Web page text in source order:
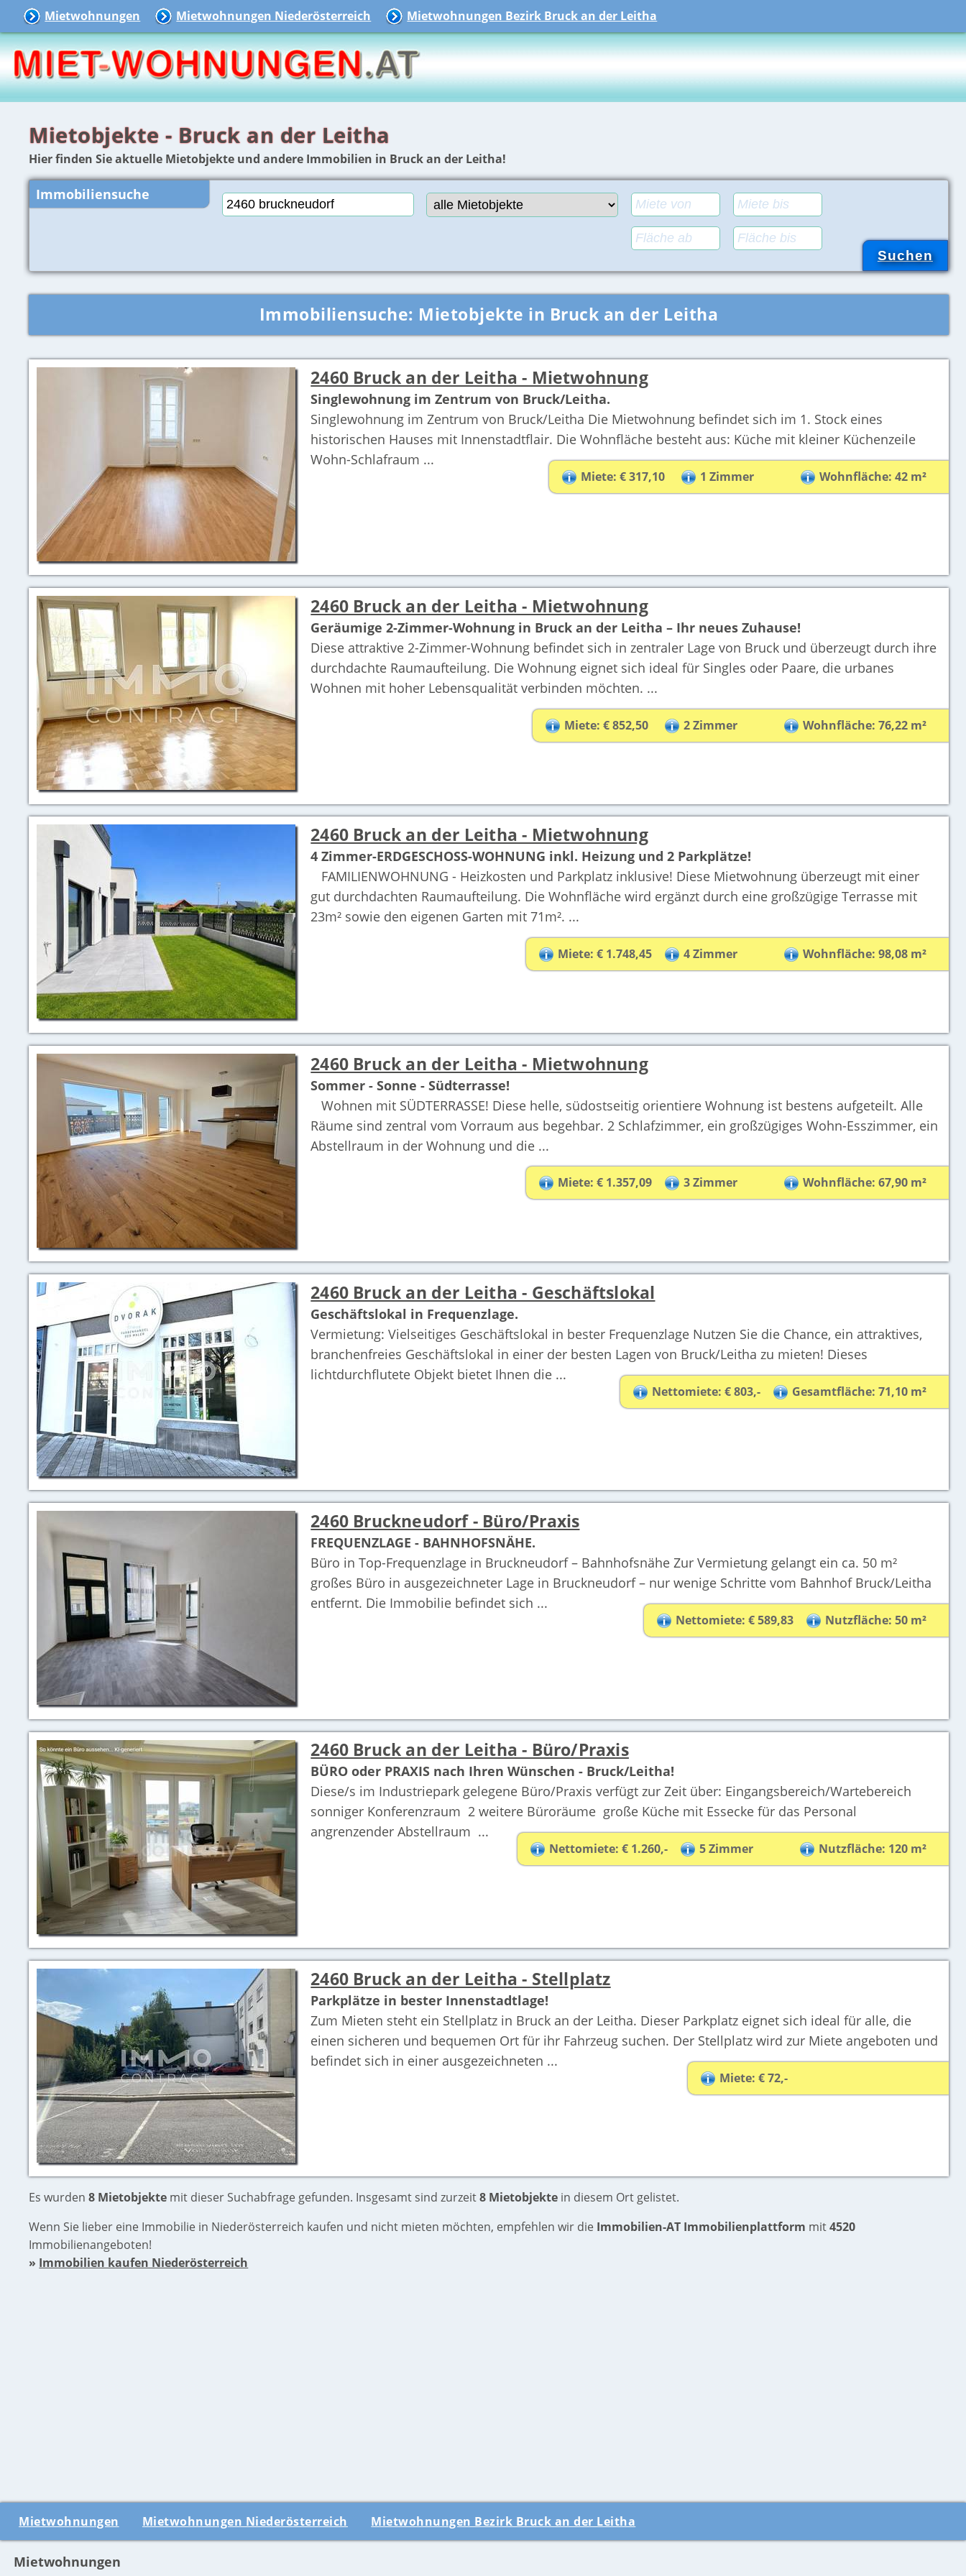
Mietwohnungen Mietwohnungen Niederösterreich Mietwohnungen Bezirk Bruck an der Leitha
Mietobjekte - Bruck an der Leitha
Hier finden Sie aktuelle Mietobjekte und andere Immobilien in Bruck an der Leitha!
Immobiliensuche
Immobiliensuche: Mietobjekte in Bruck an der Leitha
2460 Bruck an der Leitha - Mietwohnung
Singlewohnung im Zentrum von Bruck/Leitha.
Singlewohnung im Zentrum von Bruck/Leitha Die Mietwohnung befindet sich im 1. Stock eines
historischen Hauses mit Innenstadtflair. Die Wohnfläche besteht aus: Küche mit kleiner Küchenzeile
Wohn-Schlafraum ...
Miete: € 317,10 1 Zimmer Wohnfläche: 42 m²
2460 Bruck an der Leitha - Mietwohnung
Geräumige 2-Zimmer-Wohnung in Bruck an der Leitha – Ihr neues Zuhause!
Diese attraktive 2-Zimmer-Wohnung befindet sich in zentraler Lage von Bruck und überzeugt durch ihre
durchdachte Raumaufteilung. Die Wohnung eignet sich ideal für Singles oder Paare, die urbanes
Wohnen mit hoher Lebensqualität verbinden möchten. ...
Miete: € 852,50 2 Zimmer Wohnfläche: 76,22 m²
2460 Bruck an der Leitha - Mietwohnung
4 Zimmer-ERDGESCHOSS-WOHNUNG inkl. Heizung und 2 Parkplätze!
FAMILIENWOHNUNG - Heizkosten und Parkplatz inklusive! Diese Mietwohnung überzeugt mit einer
gut durchdachten Raumaufteilung. Die Wohnfläche wird ergänzt durch eine großzügige Terrasse mit
23m² sowie den eigenen Garten mit 71m². ...
Miete: € 1.748,45 4 Zimmer Wohnfläche: 98,08 m²
2460 Bruck an der Leitha - Mietwohnung
Sommer - Sonne - Südterrasse!
Wohnen mit SÜDTERRASSE! Diese helle, südostseitig orientiere Wohnung ist bestens aufgeteilt. Alle
Räume sind zentral vom Vorraum aus begehbar. 2 Schlafzimmer, ein großzügiges Wohn-Esszimmer, ein
Abstellraum in der Wohnung und die ...
Miete: € 1.357,09 3 Zimmer Wohnfläche: 67,90 m²
2460 Bruck an der Leitha - Geschäftslokal
Geschäftslokal in Frequenzlage.
Vermietung: Vielseitiges Geschäftslokal in bester Frequenzlage Nutzen Sie die Chance, ein attraktives,
branchenfreies Geschäftslokal in einer der besten Lagen von Bruck/Leitha zu mieten! Dieses
lichtdurchflutete Objekt bietet Ihnen die ...
Nettomiete: € 803,- Gesamtfläche: 71,10 m²
2460 Bruckneudorf - Büro/Praxis
FREQUENZLAGE - BAHNHOFSNÄHE.
Büro in Top-Frequenzlage in Bruckneudorf – Bahnhofsnähe Zur Vermietung gelangt ein ca. 50 m²
großes Büro in ausgezeichneter Lage in Bruckneudorf – nur wenige Schritte vom Bahnhof Bruck/Leitha
entfernt. Die Immobilie befindet sich ...
Nettomiete: € 589,83 Nutzfläche: 50 m²
2460 Bruck an der Leitha - Büro/Praxis
BÜRO oder PRAXIS nach Ihren Wünschen - Bruck/Leitha!
Diese/s im Industriepark gelegene Büro/Praxis verfügt zur Zeit über: Eingangsbereich/Wartebereich
sonniger Konferenzraum 2 weitere Büroräume große Küche mit Essecke für das Personal
angrenzender Abstellraum ...
Nettomiete: € 1.260,- 5 Zimmer Nutzfläche: 120 m²
2460 Bruck an der Leitha - Stellplatz
Parkplätze in bester Innenstadtlage!
Zum Mieten steht ein Stellplatz in Bruck an der Leitha. Dieser Parkplatz eignet sich ideal für alle, die
einen sicheren und bequemen Ort für ihr Fahrzeug suchen. Der Stellplatz wird zur Miete angeboten und
befindet sich in einer ausgezeichneten ...
Miete: € 72,-
Es wurden8 Mietobjekte mit dieser Suchabfrage gefunden. Insgesamt sind zurzeit8 Mietobjekte in diesem Ort gelistet.
Wenn Sie lieber eine Immobilie in Niederösterreich kaufen und nicht mieten möchten, empfehlen wir die Immobilien-AT Immobilienplattform mit4520
Immobilienangeboten!
» Immobilien kaufen Niederösterreich
Mietwohnungen Mietwohnungen Niederösterreich Mietwohnungen Bezirk Bruck an der Leitha
Mietwohnungen